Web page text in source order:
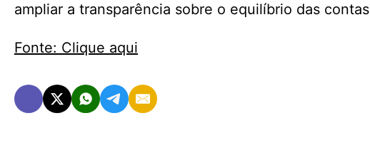
ampliar a transparência sobre o equilíbrio das
Fonte: Clique aqui